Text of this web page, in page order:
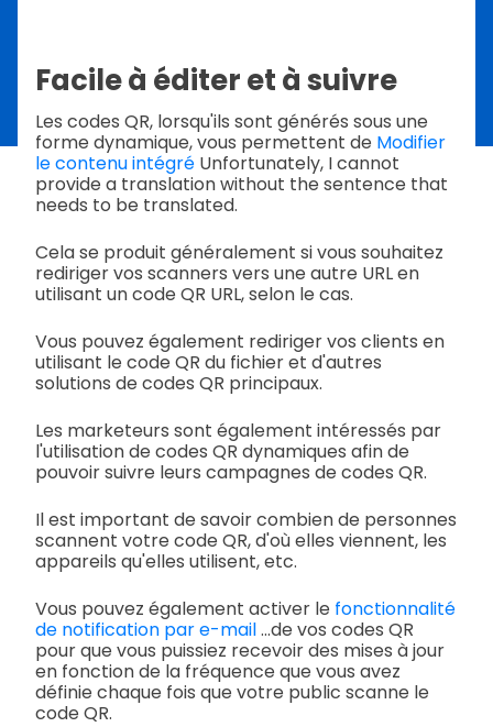
Facile à éditer et à suivre
Les codes QR, lorsqu'ils sont générés sous une
forme dynamique, vous permettent de Modifier
le contenu intégré Unfortunately, I cannot
provide a translation without the sentence that
needs to be translated.
Cela se produit généralement si vous souhaitez
rediriger vos scanners vers une autre URL en
utilisant un code QR URL, selon le cas.
Vous pouvez également rediriger vos clients en
utilisant le code QR du fichier et d'autres
solutions de codes QR principaux.
Les marketeurs sont également intéressés par
l'utilisation de codes QR dynamiques afin de
pouvoir suivre leurs campagnes de codes QR.
Il est important de savoir combien de personnes
scannent votre code QR, d'où elles viennent, les
appareils qu'elles utilisent, etc.
Vous pouvez également activer le fonctionnalité
de notification par e-mail...de vos codes QR
pour que vous puissiez recevoir des mises à jour
en fonction de la fréquence que vous avez
définie chaque fois que votre public scanne le
code QR.